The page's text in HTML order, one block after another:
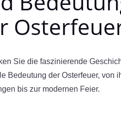
Sie die faszinierende
Bedeutung der Osterfeuer, von
bis zur modernen Feier.